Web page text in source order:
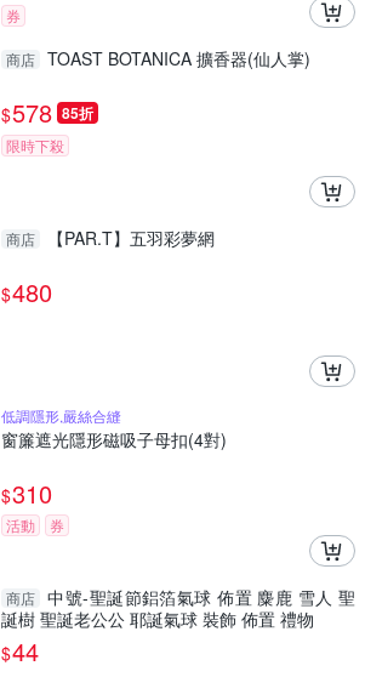
券
商店 TOAST BOTANICA 擴香器(仙人掌)
$578 85折
限時下殺
商店 【PAR.T】五羽彩夢網
$480
低調隱形,嚴絲合縫
窗簾遮光隱形磁吸子母扣(4對)
$310
活動 券
商店 中號-聖誕節鋁箔氣球 佈置 麋鹿 雪人 聖
誕樹 聖誕老公公 耶誕氣球 裝飾 佈置 禮物
$44